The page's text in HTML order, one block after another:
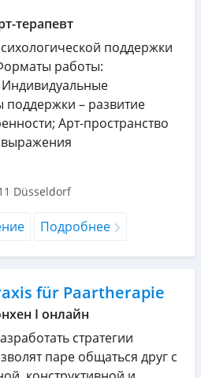
терапевт
поддержки
работы:
поддержки – развитие
Арт-пространство
Düsseldorf
Подробнее
für Paartherapie
I онлайн
стратегии
паре общаться друг с